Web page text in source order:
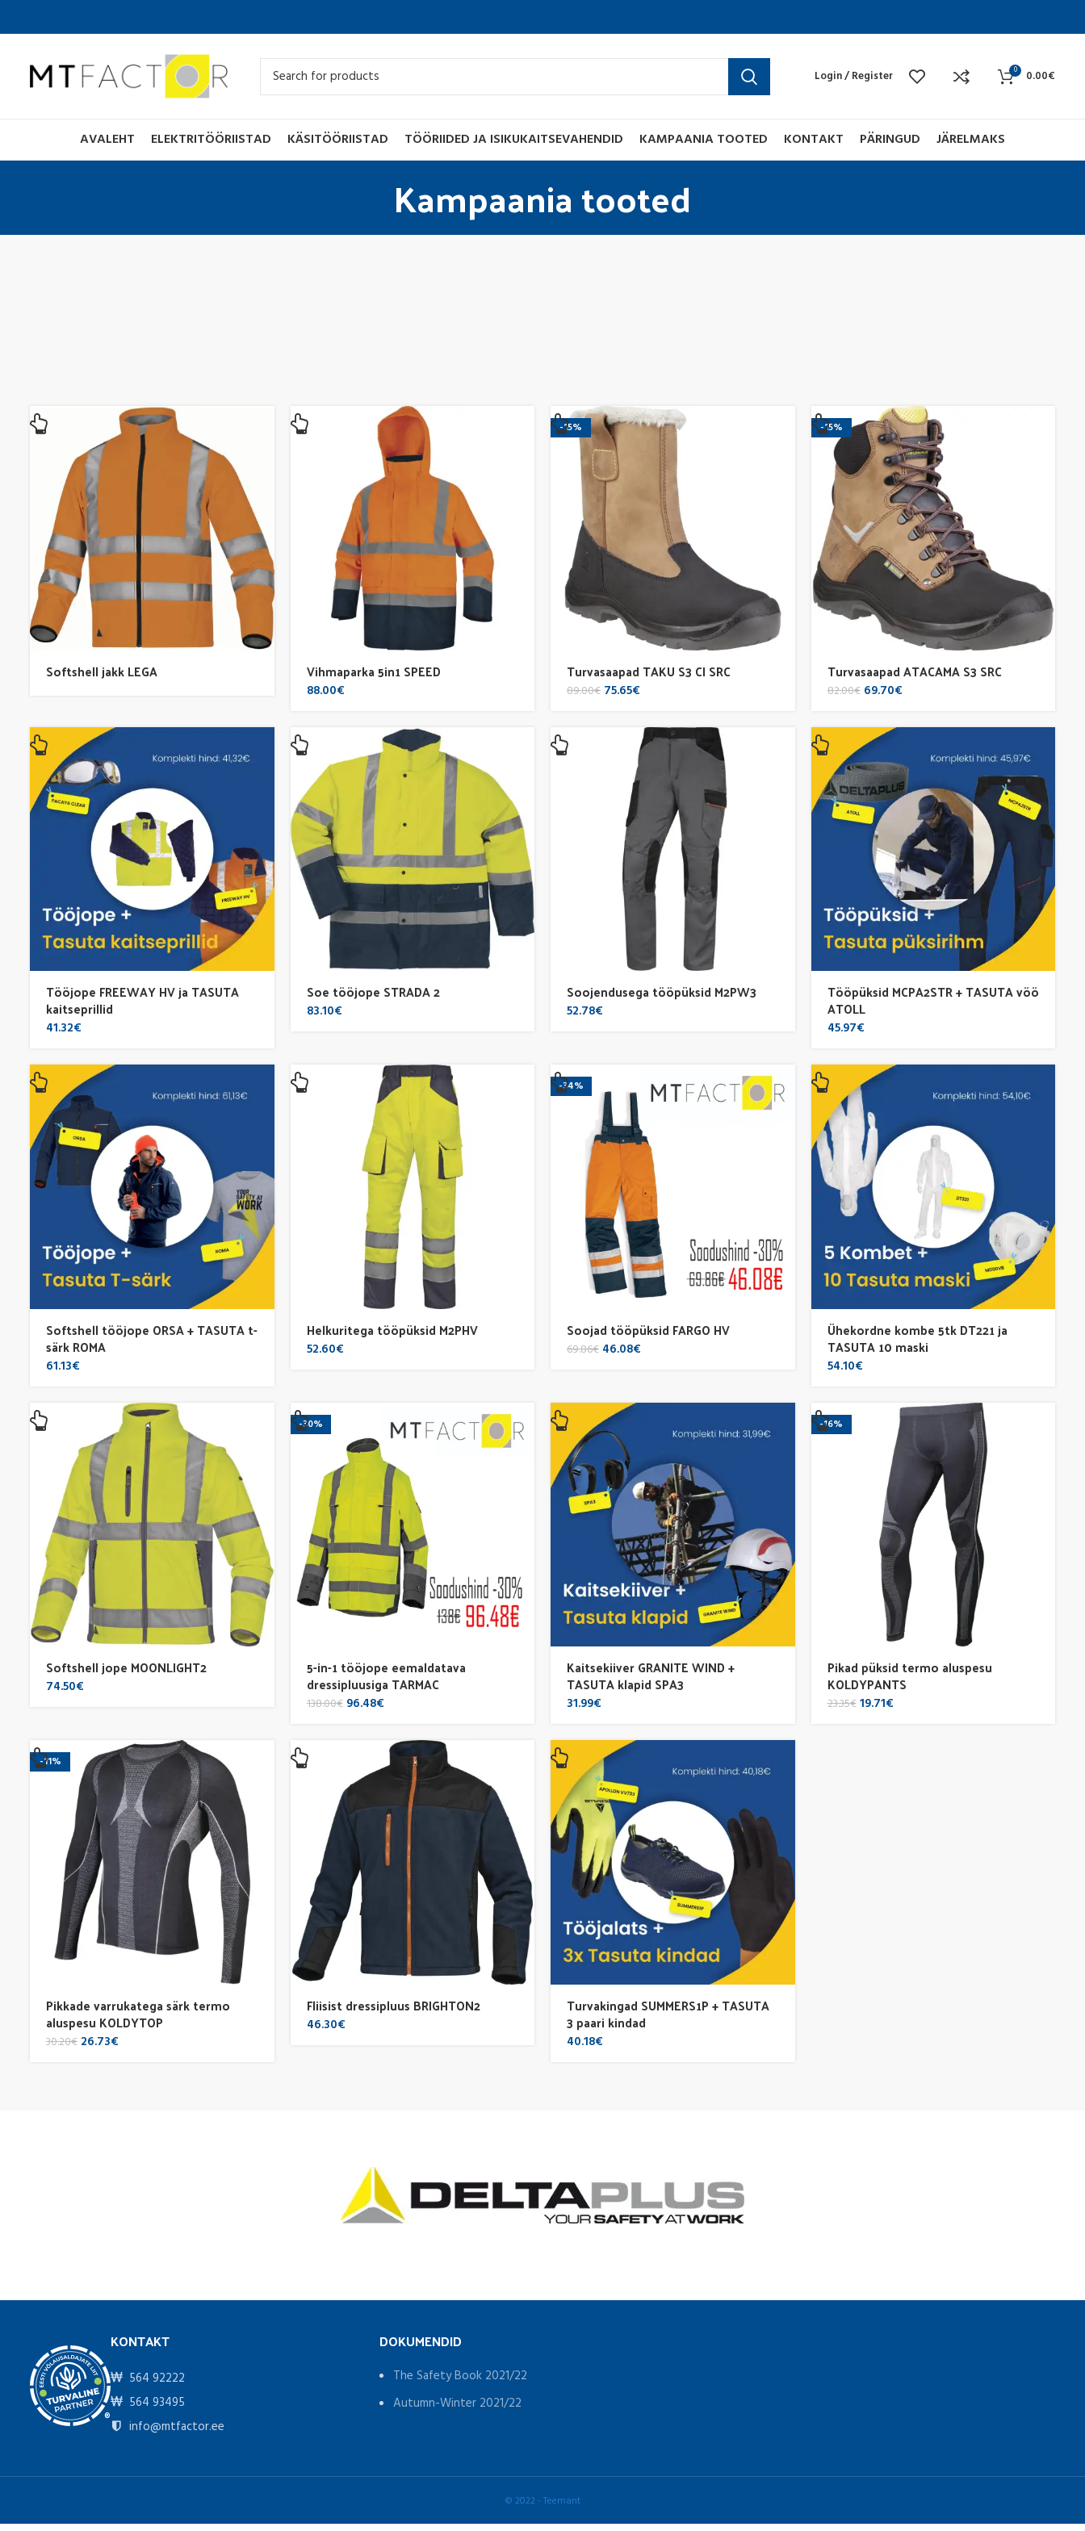
Login / Register 0 0.00€
AVALEHT ELEKTRITÖÖRIISTAD KÄSITÖÖRIISTAD TÖÖRIIDED JA ISIKUKAITSEVAHENDID KAMPAANIA TOOTED KONTAKT PÄRINGUD JÄRELMAKS
Kampaania tooted
Softshell jakk LEGA Vihmaparka 5in1 SPEED
88.00€
-15%
Turvasaapad TAKU S3 CI SRC
89.00€ Original
75.65€
75.65€.
-15%
Turvasaapad ATACAMA S3 SRC
82.00€ Original
82.00€.
69.70€Current
Tööjope FREEWAY HV ja TASUTA
kaitseprillid
41.32€
Soe tööjope STRADA 2
83.10€
Soojendusega tööpüksid M2PW3
52.78€
Tööpüksid MCPA2STR + TASUTA vöö
ATOLL
45.97€
Softshell tööjope ORSA + TASUTA t-
särk ROMA
61.13€
Helkuritega tööpüksid M2PHV
52.60€
-34%
Soojad tööpüksid FARGO HV
69.86€ Original
46.08€
Ühekordne kombe 5tk DT221 ja
TASUTA 10 maski
54.10€
Softshell jope MOONLIGHT2
74.50€
-30%
5-in-1 tööjope eemaldatava
dressipluusiga TARMAC
138.00€ Original
96.48€Current
96.48€.
Kaitsekiiver GRANITE WIND +
TASUTA klapid SPA3
31.99€
-16%
Pikad püksid termo aluspesu
KOLDYPANTS
23.35€ Original
19.71€Current
-11%
Pikkade varrukatega särk termo
aluspesu KOLDYTOP
30.20€ Original
26.73€
Fliisist dressipluus BRIGHTON2
46.30€
Turvakingad SUMMERS1P + TASUTA
3 paari kindad
40.18€
®
KONTAKT
564 92222
564 93495
info@mtfactor.ee
DOKUMENDID
The Safety Book 2021/22
Autumn-Winter 2021/22
© 2022 - Teemant